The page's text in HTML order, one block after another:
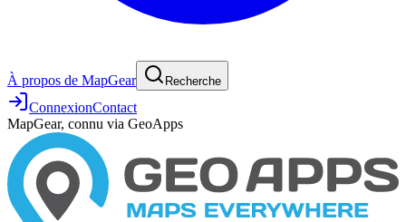
À propos de MapGear Recherche
ConnexionContact
MapGear, connu via GeoApps